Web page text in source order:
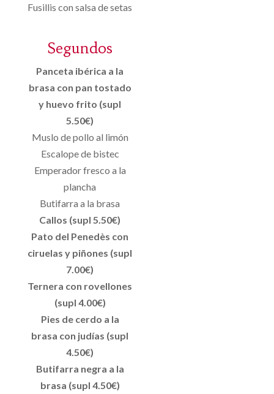
Fusillis con salsa de setas
Segundos
Panceta ibérica a la
brasa con pan tostado
y huevo frito (supl
5.50€)
Muslo de pollo al limón
Escalope de bistec
Emperador fresco a la
plancha
Butifarra a la brasa
Callos (supl 5.50€)
Pato del Penedès con
ciruelas y piñones (supl
7.00€)
Ternera con rovellones
(supl 4.00€)
Pies de cerdo a la
brasa con judías (supl
4.50€)
Butifarra negra a la
brasa (supl 4.50€)